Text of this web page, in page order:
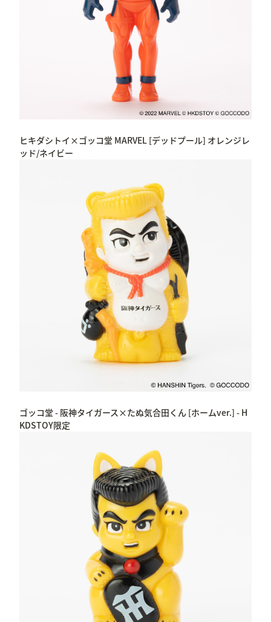
ヒキダシトイ×ゴッコ堂 MARVEL [デッドプール] オレンジレ
ッド/ネイビー
ゴッコ堂 - 阪神タイガース×たぬ気合田くん [ホームver.] - H
KDSTOY限定